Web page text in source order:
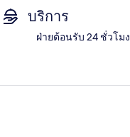
บริการ
ฝ่ายต้อนรับ 24 ชั่วโมง